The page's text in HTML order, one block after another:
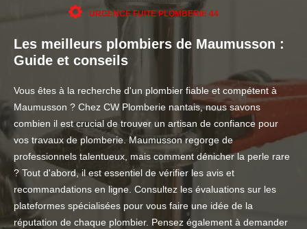
URGENCE FUITE PLOMBERIE 44
Les meilleurs plombiers de Maumusson :
Guide et conseils
Vous êtes à la recherche d'un plombier fiable et compétent à
Maumusson ? Chez CW Plomberie nantais, nous savons
combien il est crucial de trouver un artisan de confiance pour
vos travaux de plomberie. Maumusson regorge de
professionnels talentueux, mais comment dénicher la perle rare
? Tout d'abord, il est essentiel de vérifier les avis et
recommandations en ligne. Consultez les évaluations sur les
plateformes spécialisées pour vous faire une idée de la
réputation de chaque plombier. Pensez également à demander